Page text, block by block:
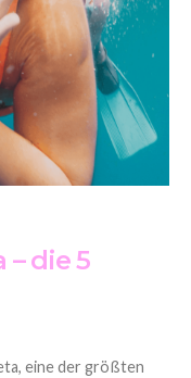
– die 5
eine der größten